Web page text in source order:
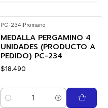
PC-234 Promano
MEDALLA PERGAMINO 4
UNIDADES (PRODUCTO A
PEDIDO) PC-234
$18.490
Cantidad